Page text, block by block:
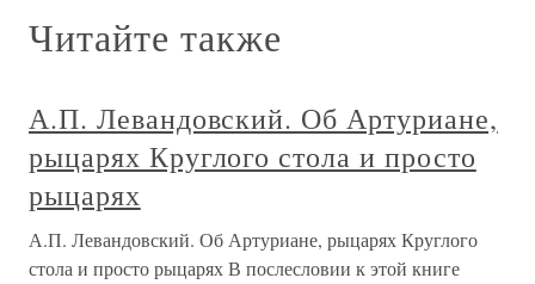
Читайте также
А.П. Левандовский. Об Артуриане,
рыцарях Круглого стола и просто
рыцарях
А.П. Левандовский. Об Артуриане, рыцарях Круглого
стола и просто рыцарях В послесловии к этой книге